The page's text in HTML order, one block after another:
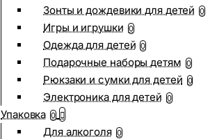
Зонты и дождевики для детей 0
Игры и игрушки 0
Одежда для детей 0
Подарочные наборы детям 0
Рюкзаки и сумки для детей 0
Электроника для детей 0
Упаковка 0
Для алкоголя 0